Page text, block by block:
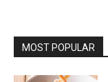
MOST POPULAR